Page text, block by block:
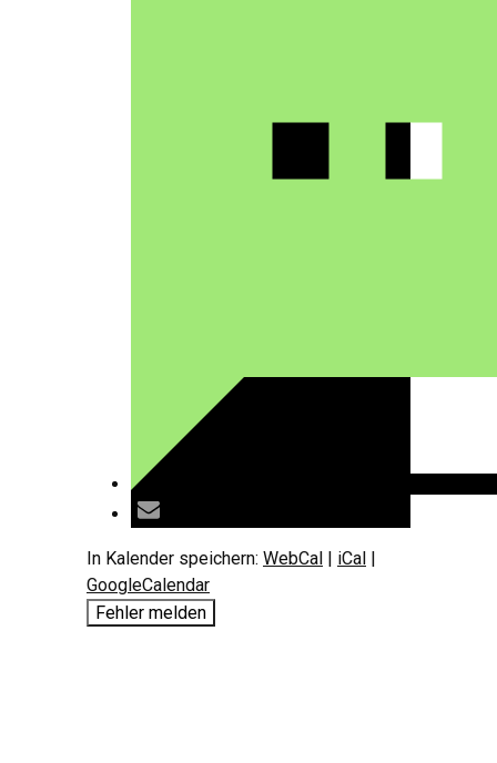
In Kalender speichern: WebCal | iCal |
GoogleCalendar
Fehler melden